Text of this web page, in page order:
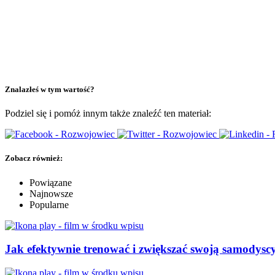
Znalazłeś w tym wartość?
Podziel się i pomóż innym także znaleźć ten materiał:
Zobacz również:
Powiązane
Najnowsze
Popularne
Jak efektywnie trenować i zwiększać swoją